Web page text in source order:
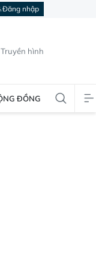
Đăng nhập
Truyền hình
ĐỒNG